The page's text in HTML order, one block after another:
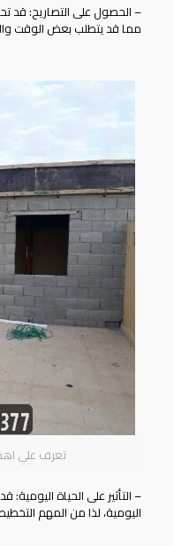
– الحصول على التصاريح: قد
مما قد يتطلب بعض الوقت
تعرف علي
– التأثير على الحياة اليومية:
اليومية، لذا من المهم